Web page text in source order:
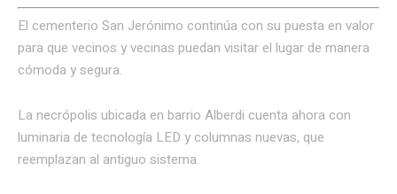
El cementerio San Jerónimo continúa con su puesta en valor
para que vecinos y vecinas puedan visitar el lugar de manera
cómoda y segura.
La necrópolis ubicada en barrio Alberdi cuenta ahora con
luminaria de tecnología LED y columnas nuevas, que
reemplazan al antiguo sistema.